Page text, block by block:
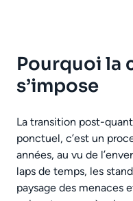
Pourquoi la
s’impose
La transition post-
ponctuel, c’est un
années, au vu de
laps de temps, les
paysage des menaces